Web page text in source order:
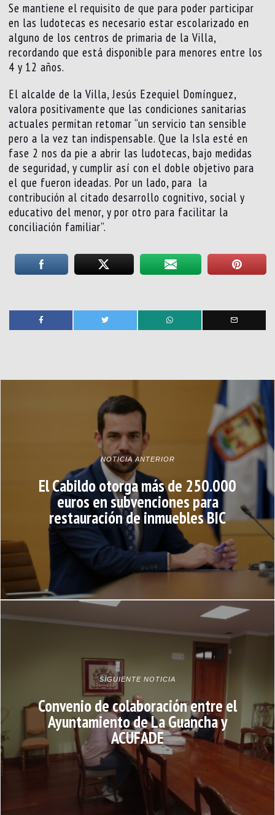
Se mantiene el requisito de que para poder participar
en las ludotecas es necesario estar escolarizado en
alguno de los centros de primaria de la Villa,
recordando que está disponible para menores entre los
4 y 12 años.
El alcalde de la Villa, Jesús Ezequiel Domínguez,
valora positivamente que las condiciones sanitarias
actuales permitan retomar “un servicio tan sensible
pero a la vez tan indispensable. Que la Isla esté en
fase 2 nos da pie a abrir las ludotecas, bajo medidas
de seguridad, y cumplir así con el doble objetivo para
el que fueron ideadas. Por un lado, para la
contribución al citado desarrollo cognitivo, social y
educativo del menor, y por otro para facilitar la
conciliación familiar”.
NOTICIA ANTERIOR
El Cabildo otorga más de 250.000
euros en subvenciones para
restauración de inmuebles BIC
SIGUIENTE NOTICIA
Convenio de colaboración entre el
Ayuntamiento de La Guancha y
ACUFADE